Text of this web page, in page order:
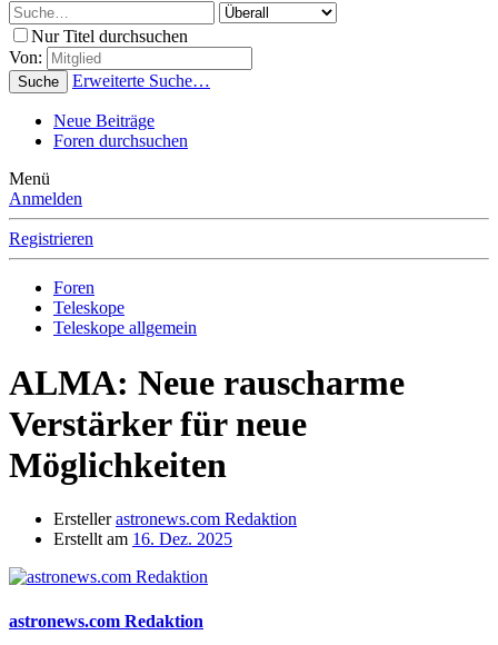
Nur Titel durchsuchen
Von:
Suche Erweiterte Suche…
Neue Beiträge
Foren durchsuchen
Menü
Anmelden
Registrieren
Foren
Teleskope
Teleskope allgemein
ALMA: Neue rauscharme
Verstärker für neue
Möglichkeiten
Ersteller astronews.com Redaktion
Erstellt am 16. Dez. 2025
astronews.com Redaktion